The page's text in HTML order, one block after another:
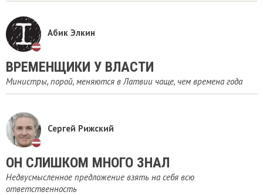
Абик Элкин
ВРЕМЕНЩИКИ У ВЛАСТИ
Министры, порой, меняются в Латвии чаще, чем времена года
Сергей Рижский
ОН СЛИШКОМ МНОГО ЗНАЛ
Недвусмысленное предложение взять на себя всю
ответственность